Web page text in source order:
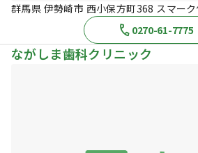
群馬県 伊勢崎市 西小保方町368 スマー
0270-61-7775
ながしま歯科クリニック